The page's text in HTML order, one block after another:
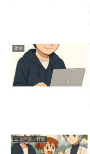
政治
ニュース・社会